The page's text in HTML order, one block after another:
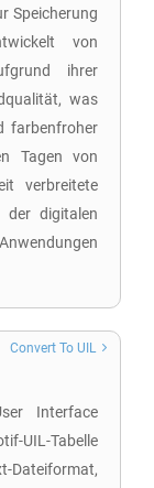
Speicherung
von
ihrer
was
farbenfroher
Tagen von
verbreitete
digitalen
Interface
Tabelle
Dateiformat,
Convert To UIL